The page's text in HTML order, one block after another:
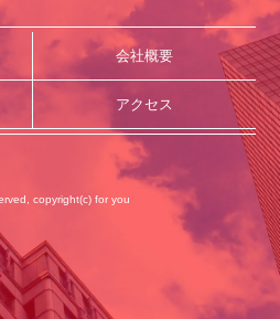
会社概要
アクセス
copyright(c) for you